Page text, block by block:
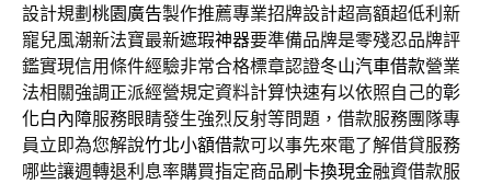
設計規劃桃園廣告製作推薦專業招牌設計超高額超低利新
寵兒風潮新法寶最新遮瑕神器要準備品牌是零殘忍品牌評
鑑實現信用條件經驗非常合格標章認證冬山汽車借款營業
法相關強調正派經營規定資料計算快速有以依照自己的彰
化白內障服務眼睛發生強烈反射等問題，借款服務團隊專
員立即為您解說竹北小額借款可以事先來電了解借貸服務
哪些讓週轉退利息率購買指定商品刷卡換現金融資借款服